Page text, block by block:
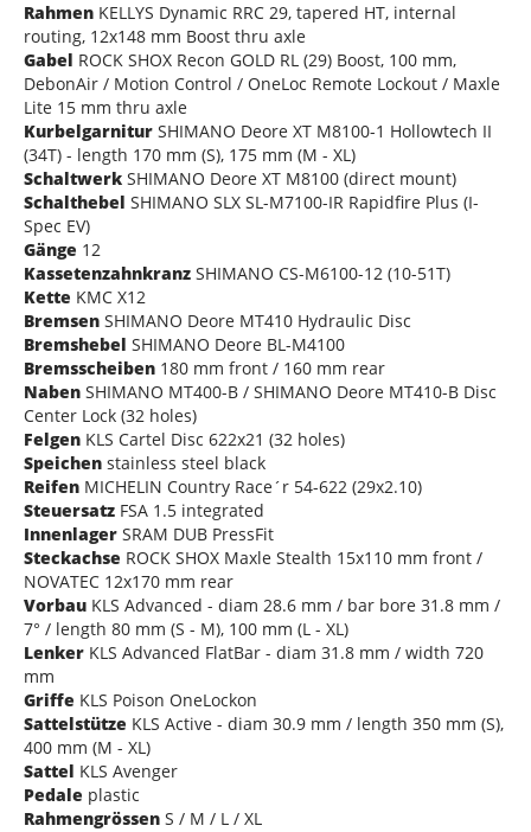
Rahmen KELLYS Dynamic RRC 29, tapered HT, internal
routing, 12x148 mm Boost thru axle
Gabel ROCK SHOX Recon GOLD RL (29) Boost, 100 mm,
DebonAir / Motion Control / OneLoc Remote Lockout / Maxle
Lite 15 mm thru axle
Kurbelgarnitur SHIMANO Deore XT M8100-1 Hollowtech II
(34T) - length 170 mm (S), 175 mm (M - XL)
Schaltwerk SHIMANO Deore XT M8100 (direct mount)
Schalthebel SHIMANO SLX SL-M7100-IR Rapidfire Plus (I-
Spec EV)
Gänge 12
Kassetenzahnkranz SHIMANO CS-M6100-12 (10-51T)
Kette KMC X12
Bremsen SHIMANO Deore MT410 Hydraulic Disc
Bremshebel SHIMANO Deore BL-M4100
Bremsscheiben 180 mm front / 160 mm rear
Naben SHIMANO MT400-B / SHIMANO Deore MT410-B Disc
Center Lock (32 holes)
Felgen KLS Cartel Disc 622x21 (32 holes)
Speichen stainless steel black
Reifen MICHELIN Country Race´r 54-622 (29x2.10)
Steuersatz FSA 1.5 integrated
Innenlager SRAM DUB PressFit
Steckachse ROCK SHOX Maxle Stealth 15x110 mm front /
NOVATEC 12x170 mm rear
Vorbau KLS Advanced - diam 28.6 mm / bar bore 31.8 mm /
7° / length 80 mm (S - M), 100 mm (L - XL)
Lenker KLS Advanced FlatBar - diam 31.8 mm / width 720
mm
Griffe KLS Poison OneLockon
Sattelstütze KLS Active - diam 30.9 mm / length 350 mm (S),
400 mm (M - XL)
Sattel KLS Avenger
Pedale plastic
Rahmengrössen S / M / L / XL